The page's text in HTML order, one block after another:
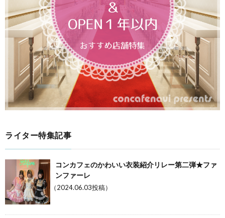
ライター特集記事
コンカフェのかわいい衣装紹介リレー第二弾★ファ
ンファーレ
（2024.06.03投稿）